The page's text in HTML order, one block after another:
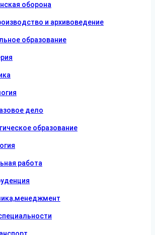
оборона
и архивоведение
образование
дело
образование
работа